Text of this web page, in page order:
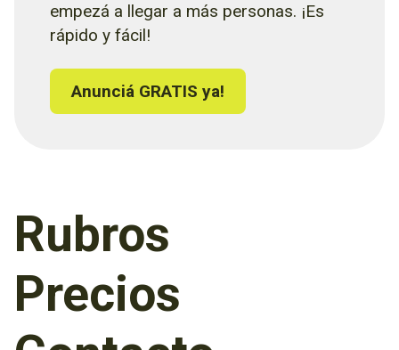
empezá a llegar a más personas. ¡Es
rápido y fácil!
Anunciá GRATIS ya!
Rubros
Precios